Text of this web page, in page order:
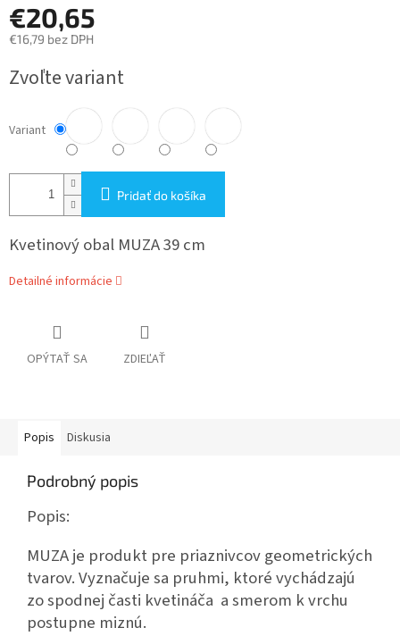
€20,65
€16,79 bez DPH
cena:
Zvoľte variant
Variant
Pridať do košíka
Kvetinový obal MUZA 39 cm
Detailné informácie
OPÝTAŤ SA ZDIEĽAŤ
Popis Diskusia
Podrobný popis
Popis:
MUZA je produkt pre priaznivcov geometrických
tvarov.Vyznačuje sa pruhmi, ktoré vychádzajú
zo spodnej časti kvetináča a smerom k vrchu
postupne miznú.